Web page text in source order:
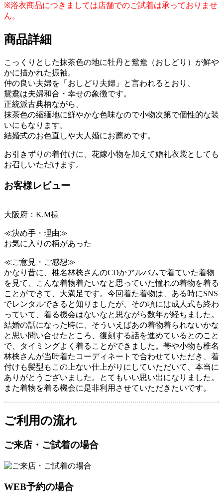
※浴衣商品につきましては店舗でのご試着は承っておりませ
ん。
商品詳細
こっくりとした抹茶色の地に牡丹と鴛鴦（おしどり）が鮮や
かに描かれた振袖。
仲の良い夫婦を「おしどり夫婦」と言われるとおり、
鴛鴦は夫婦和合・幸せの象徴です。
正統派古典柄ながら、
抹茶色の縮緬地に鮮やかな色味なので小物次第で個性的な装
いにもなります。
結婚式のお色直しや大人婚にお薦めです。
お引きずりの着付けに、花嫁小物を加えて婚礼衣裳としても
お召しいただけます。
お客様レビュー
大阪府：K.M様
≪決め手・理由≫
お気に入りの柄があった
≪ご意見・ご感想≫
かなり昔に、椎名林檎さんのCDかアルバムで着ていた着物
を見て、こんな着物着たいなと思っていた憧れの着物を着る
ことができて、大満足です。今回着た着物は、ある時にSNS
でレンタルできると知りましたが、その頃には成人式も終わ
っていて、着る機会はないなと思ながら数年が経ちました。
結婚の話になった時に、そういえばあの着物着られないかな
と思い問い合せたところ、復刻する話を進めているとのこと
で、タイミングよく着ることができました。帯や小物も椎名
林檎さんが当時着たコーディネートで合わせていただき、着
付けも髪型もこの上ない仕上がりにしていただいて、本当に
ありがとうございました。とてもいい思い出になりました。
また着物を着る機会に是非利用させていただきたいです。
ご利用の流れ
ご来店・ご試着の場合
WEB予約の場合